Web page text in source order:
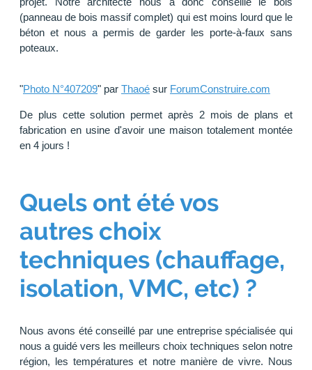
(panneau de bois massif complet) qui est moins lourd que le
béton et nous a permis de garder les porte-à-faux sans
poteaux.
"Photo N°407209" par Thaoé sur ForumConstruire.com
De plus cette solution permet après 2 mois de plans et
fabrication en usine d'avoir une maison totalement montée
en 4 jours !
Quels ont été vos
autres choix
techniques (chauffage,
isolation, VMC, etc) ?
Nous avons été conseillé par une entreprise spécialisée qui
nous a guidé vers les meilleurs choix techniques selon notre
région, les températures et notre manière de vivre. Nous